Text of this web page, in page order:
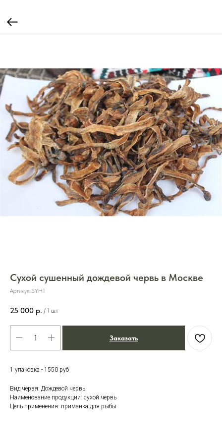
Сухой сушенный дождевой червь в Москве
Артикул: SYH1
25 000 р. / 1 шт
Заказать
1 упаковка - 1550 руб
Вид червя: Дождевой червь
Наименование продукции: сухой червь
Цель применения: приманка для рыбы